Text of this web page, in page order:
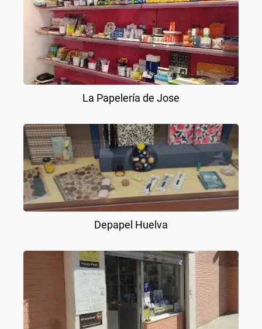
La Papelería de Jose
Depapel Huelva